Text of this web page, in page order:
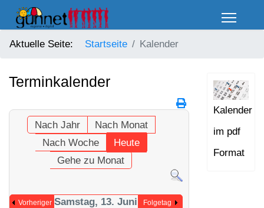
Aktuelle Seite: Startseite Kalender
Terminkalender
Nach Jahr
Nach Monat
Nach Woche
Heute
Gehe zu Monat
Vorheriger Samstag, 13. Juni
Folgetag
Kalender
im pdf
Format